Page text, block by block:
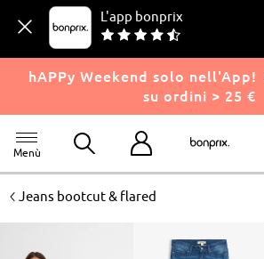
L'app bonprix
hAPPy Weekend solo nell'App!
su ordini > 25 €
Menù
<Jeans bootcut & flared